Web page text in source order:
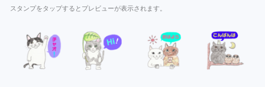
スタンプをタップするとプレビューが表示されます。